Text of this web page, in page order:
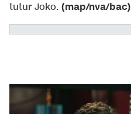
tutur Joko. (map/nva/bac)